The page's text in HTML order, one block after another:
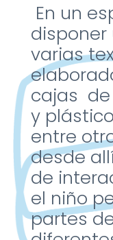
En un
disponer
varias
cajas de
y
entre
desde
de
el niño
partes